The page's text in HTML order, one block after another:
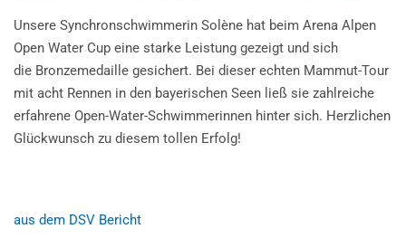
Unsere Synchronschwimmerin Solène hat beim Arena Alpen
Open Water Cup eine starke Leistung gezeigt und sich
die Bronzemedaille gesichert. Bei dieser echten Mammut-Tour
mit acht Rennen in den bayerischen Seen ließ sie zahlreiche
erfahrene Open-Water-Schwimmerinnen hinter sich. Herzlichen
Glückwunsch zu diesem tollen Erfolg!
aus dem DSV Bericht